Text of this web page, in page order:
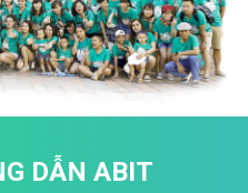
DẪN ABIT